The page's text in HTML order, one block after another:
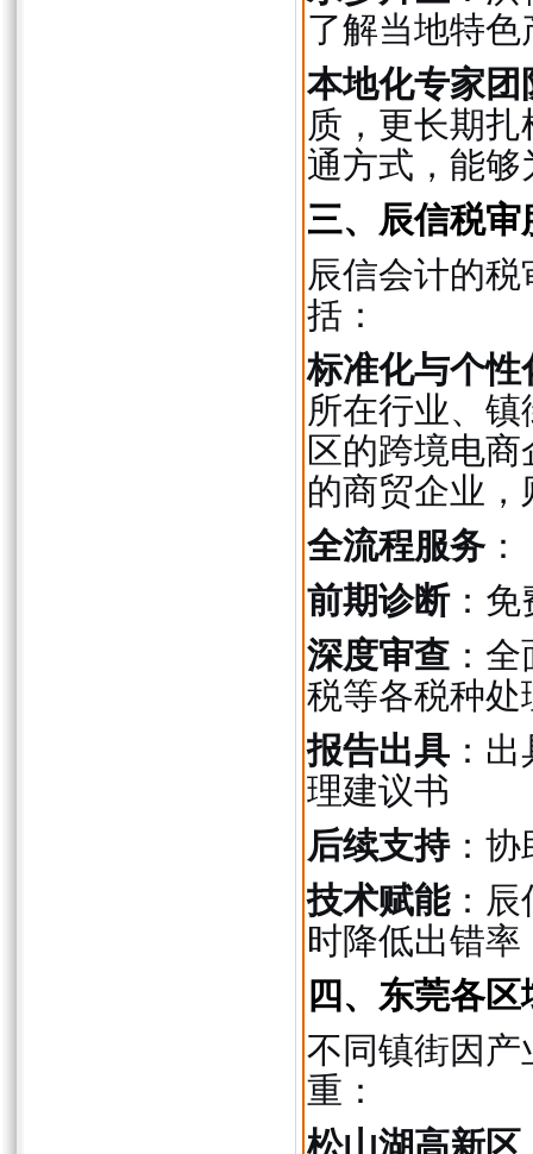
了解当地特
本地化专家团
质，更长期
通方式，能
三、辰信税
辰信会计的
括：
标准化与个性
所在行业、
区的跨境电
的商贸企业
全流程服务：
前期诊断：免
深度审查：全
税等各税种处
报告出具：出
理建议书
后续支持：协
技术赋能：辰
时降低出错
四、东莞各
不同镇街因
重：
松山湖高新区